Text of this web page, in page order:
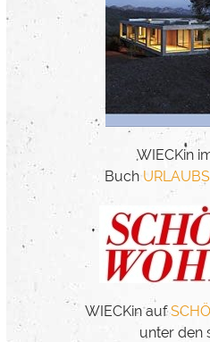
WIECKin
Buch
WIECKin auf
unter den